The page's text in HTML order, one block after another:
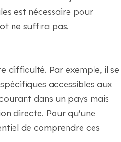
est nécessaire pour
ne suffira pas.
difficulté. Par exemple, il se
accessibles aux
dans un pays mais
directe. Pour qu'une
de comprendre ces